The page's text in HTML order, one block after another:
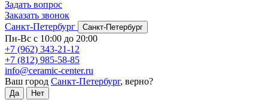
Задать вопрос
Заказать звонок
Санкт-Петербург
Санкт-Петербург
Пн-Вс с 10:00 до 20:00
+7 (962) 343-21-12
+7 (812) 985-58-85
info@ceramic-center.ru
Ваш город Санкт-Петербург, верно?
Да Нет